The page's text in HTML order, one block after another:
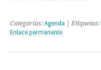
Categorías: Agenda | Etiquetas:
Enlace permanente